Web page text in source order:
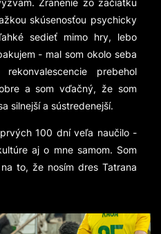
skúsenosťou psychicky
sedieť mimo hry, lebo
- mal som okolo seba
prebehol
a som vďačný, že som
silnejší a sústredenejší.
100 dní veľa naučilo -
aj o mne samom. Som
to, že nosím dres Tatrana